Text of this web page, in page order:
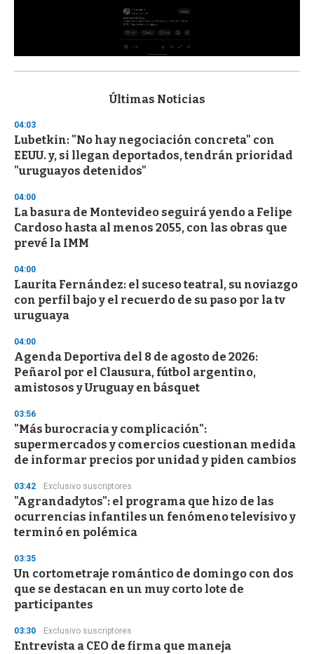
s
d
s
o
f
3
s
e
c
o
n
d
Últimas Noticias
04:03
Lubetkin: "No hay negociación concreta" con
EEUU. y, si llegan deportados, tendrán prioridad
"uruguayos detenidos"
04:00
La basura de Montevideo seguirá yendo a Felipe
Cardoso hasta al menos 2055, con las obras que
prevé la IMM
04:00
Laurita Fernández: el suceso teatral, su noviazgo
con perfil bajo y el recuerdo de su paso por la tv
uruguaya
04:00
Agenda Deportiva del 8 de agosto de 2026:
Peñarol por el Clausura, fútbol argentino,
amistosos y Uruguay en básquet
03:56
"Más burocracia y complicación":
supermercados y comercios cuestionan medida
de informar precios por unidad y piden cambios
03:42 Exclusivo suscriptores
"Agrandadytos": el programa que hizo de las
ocurrencias infantiles un fenómeno televisivo y
terminó en polémica
03:35
Un cortometraje romántico de domingo con dos
que se destacan en un muy corto lote de
participantes
03:30 Exclusivo suscriptores
Entrevista a CEO de firma que maneja